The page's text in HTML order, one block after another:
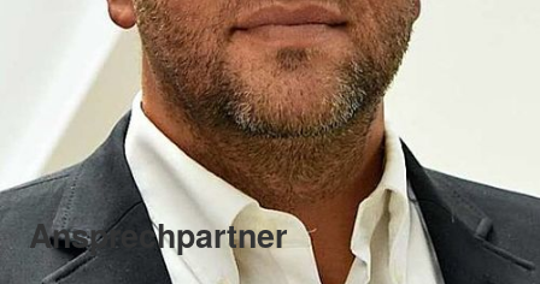
Ansprechpartner